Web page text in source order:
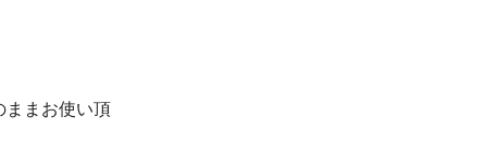
ままお使い頂